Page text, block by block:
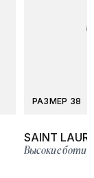
РАЗМЕР 38
SAINT
Высокие